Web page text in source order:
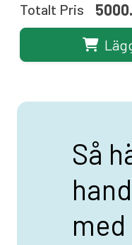
Totalt Pris
Så